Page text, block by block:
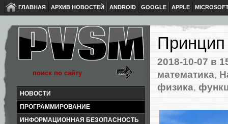
ГЛАВНАЯ АРХИВ НОВОСТЕЙ ANDROID GOOGLE APPLE
НОВОСТИ
ПРОГРАММИРОВАНИЕ
ИНФОРМАЦИОННАЯ БЕЗОПАСНОСТЬ
Принцип
2018-10-07 в
математика,
физика,